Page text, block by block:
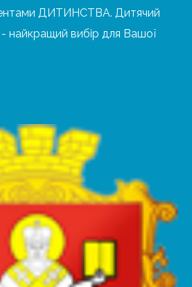
ДИТИНСТВА. Дитячий
вибір для Вашої